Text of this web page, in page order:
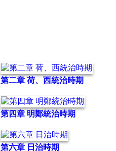
第二章 荷、西統治時期
第四章 明鄭統治時期
第六章 日治時期